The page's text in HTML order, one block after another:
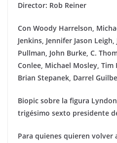
Director: Rob Reiner
Con Woody Harrelson,
Jenkins, Jennifer Jason
Pullman, John Burke, C.
Conlee, Michael Mosley, Tim
Brian Stepanek, Darrel
Biopic sobre la figura
trigésimo sexto presidente
Para quienes quieren volver